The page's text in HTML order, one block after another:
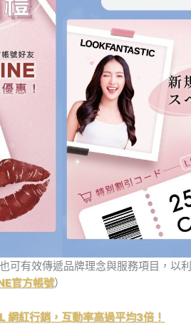
有效傳遞品牌理念與服務項目，以
官方帳號）
網紅行銷，互動率高過平均3倍！